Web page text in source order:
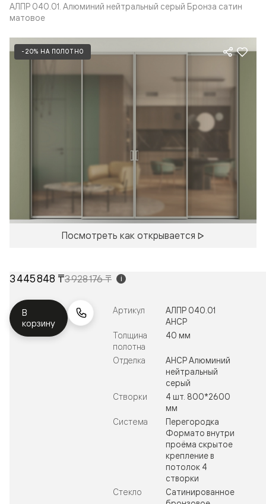
АЛПР 040.01. Алюминий нейтральный серый Бронза сатин
матовое
-20% НА ПОЛОТНО
Посмотреть как открывается
3 445 848 ₸3 928 176 ₸ i
В
корзину
Артикул
АЛПР 040.01
АНСР
Толщина
полотна
40 мм
Отделка
АНСР Алюминий
нейтральный
серый
Створки
4 шт. 800*2600
мм
Система
Перегородка
Формато внутри
проёма скрытое
крепление в
потолок 4
створки
Стекло
Сатинированное